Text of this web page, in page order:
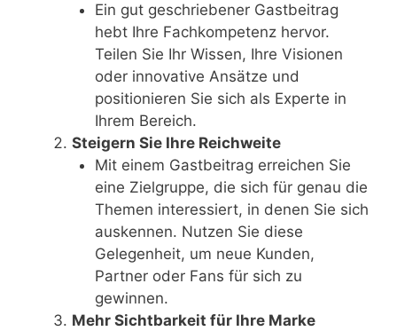
Ein gut geschriebener Gastbeitrag
hebt Ihre Fachkompetenz hervor.
Teilen Sie Ihr Wissen, Ihre Visionen
oder innovative Ansätze und
positionieren Sie sich als Experte in
Ihrem Bereich.
Steigern Sie Ihre Reichweite
Mit einem Gastbeitrag erreichen Sie
eine Zielgruppe, die sich für genau die
Themen interessiert, in denen Sie sich
auskennen. Nutzen Sie diese
Gelegenheit, um neue Kunden,
Partner oder Fans für sich zu
gewinnen.
Mehr Sichtbarkeit für Ihre Marke